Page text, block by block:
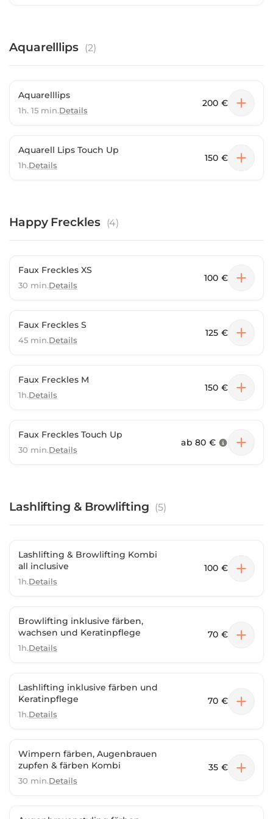
Aquarelllips (2)
Aquarelllips
1h. 15 min.Details
200 €
Aquarell Lips Touch Up
1h.Details
150 €
Happy Freckles (4)
Faux Freckles XS
30 min.Details
100 €
Faux Freckles S
45 min.Details
125 €
Faux Freckles M
1h.Details
150 €
Faux Freckles Touch Up
30 min.Details
ab 80 €
Lashlifting & Browlifting (5)
Lashlifting & Browlifting Kombi
all inclusive
1h.Details
100 €
Browlifting inklusive färben,
wachsen und Keratinpflege
1h.Details
70 €
Lashlifting inklusive färben und
Keratinpflege
1h.Details
70 €
Wimpern färben, Augenbrauen
zupfen & färben Kombi
30 min.Details
35 €